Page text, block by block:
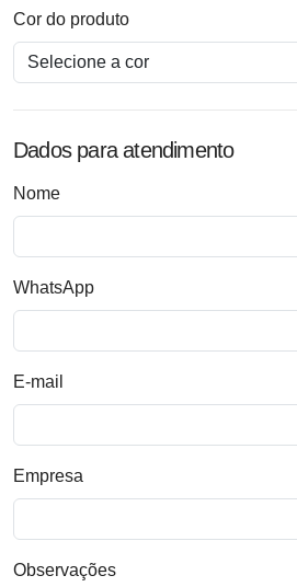
Cor do produto
Dados para atendimento
Nome
WhatsApp
E-mail
Empresa
Observações